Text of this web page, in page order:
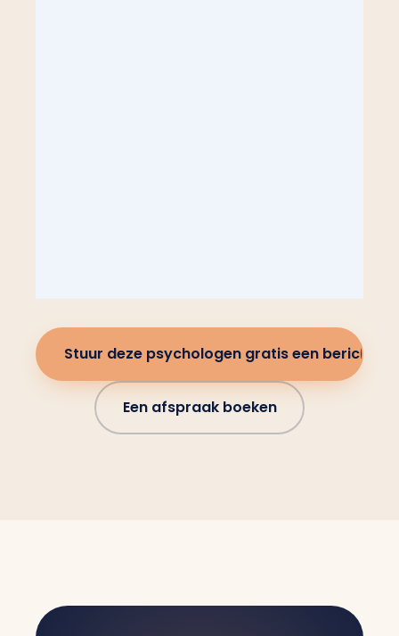
Stuur deze psychologen gratis een bericht
Een afspraak boeken